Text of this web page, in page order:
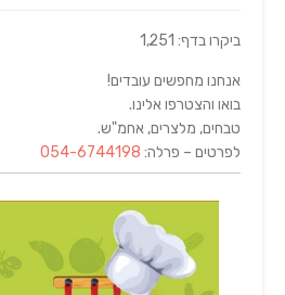
ביקרו בדף: 1,251
אנחנו מחפשים עובדים!
בואו והצטרפו אלינו.
טבחים, מלצרים, אחמ"ש.
לפרטים – פרלה: 054-6744198